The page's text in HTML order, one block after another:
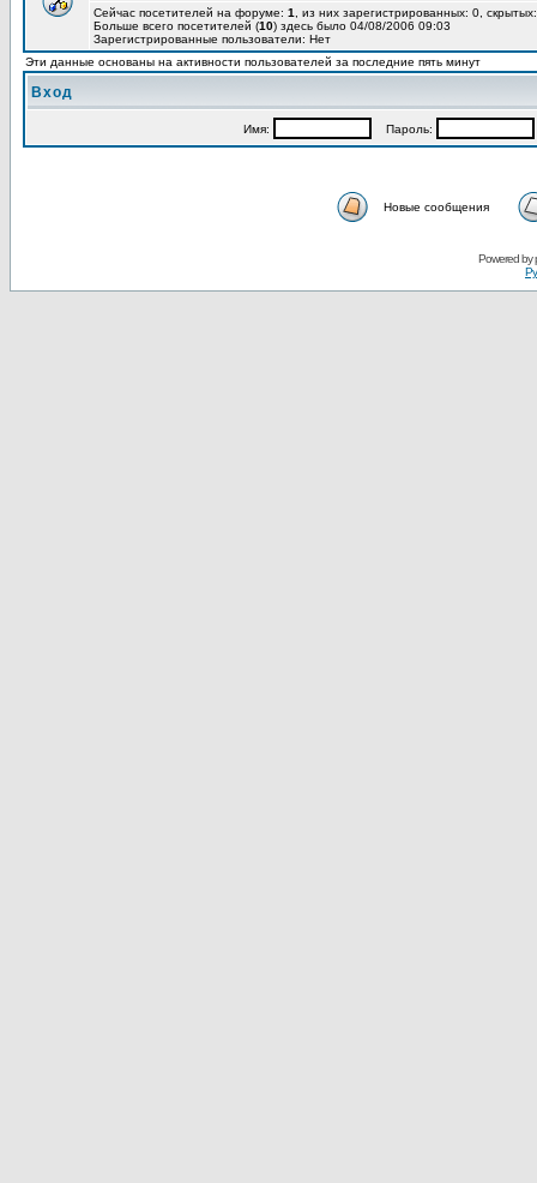
Сейчас посетителей на форуме: 1
, из них зарегистрированных: 0,
Больше всего посетителей (10) здесь было 04/08/2006 09:03
Зарегистрированные пользователи: Нет
Эти данные основаны на активности пользователей за последние пять минут
Вход
Имя: Пароль:
Новые сообщения
Powered by